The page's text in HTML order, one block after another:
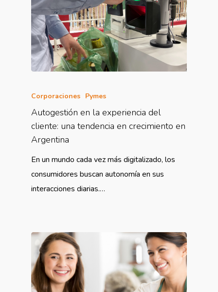
Corporaciones Pymes
Autogestión en la experiencia del
cliente: una tendencia en crecimiento en
Argentina
En un mundo cada vez más digitalizado, los
consumidores buscan autonomía en sus
interacciones diarias.…